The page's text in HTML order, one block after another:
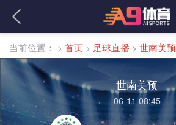
当前位置： > 首页 > 足球直播 >
世南美预
06-11 08:45